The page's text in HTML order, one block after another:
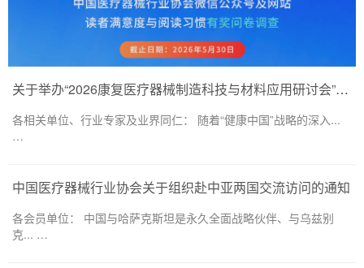
关于举办“2026康复医疗器械制造科技与材料应用研讨会”的通知
各相关单位、行业专家及业界同仁： 随着“健康中国”战略的深入...
…
中国医疗器械行业协会关于组织赴中亚两国交流访问的通知
各会员单位： 中国与哈萨克斯坦是永久全面战略伙伴、与乌兹别
克... …